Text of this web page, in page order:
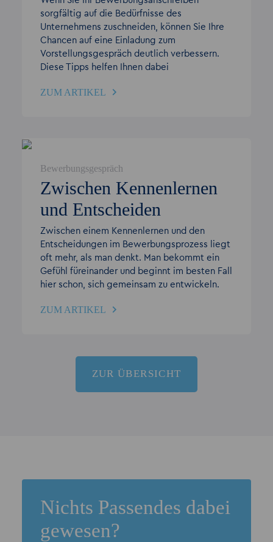
sorgfältig auf die Bedürfnisse des
Unternehmens zuschneiden, können Sie Ihre
Chancen auf eine Einladung zum
Vorstellungsgespräch deutlich verbessern.
Diese Tipps helfen Ihnen dabei
ZUM ARTIKEL
Bewerbungsgespräch
Zwischen Kennenlernen
und Entscheiden
Zwischen einem Kennenlernen und den
Entscheidungen im Bewerbungsprozess liegt
oft mehr, als man denkt. Man bekommt ein
Gefühl füreinander und beginnt im besten Fall
hier schon, sich gemeinsam zu entwickeln.
ZUM ARTIKEL
ZUR ÜBERSICHT
Nichts Passendes dabei
gewesen?